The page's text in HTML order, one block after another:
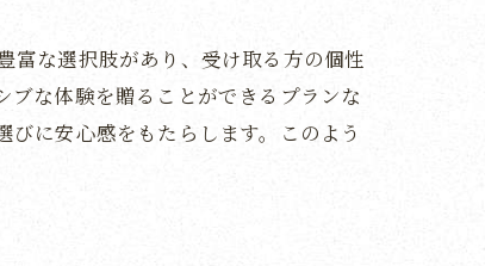
富な選択肢があり、受け取る方の個性
な体験を贈ることができるプランな
に安心感をもたらします。このよう